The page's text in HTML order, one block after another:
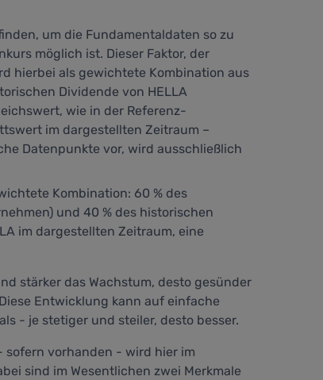
um die Fundamentaldaten so zu
möglich ist. Dieser Faktor, der
hierbei als gewichtete Kombination aus
Dividende von HELLA
wie in der Referenz-
im dargestellten Zeitraum –
Datenpunkte vor, wird ausschließlich
Kombination: 60 % des
und 40 % des historischen
im dargestellten Zeitraum, eine
stärker das Wachstum, desto gesünder
Entwicklung kann auf einfache
- je stetiger und steiler, desto besser.
sofern vorhanden - wird hier im
sind im Wesentlichen zwei Merkmale